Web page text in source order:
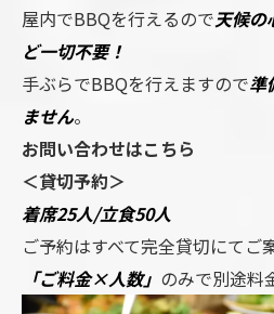
屋内でBBQを行えるので天候
ど一切不要！
手ぶらでBBQを行えますので準
ません。
お問い合わせはこちら
＜貸切予約＞
着席25人/立食50人
ご予約はすべて完全貸切にてご
「ご料金×人数」 のみで別途料